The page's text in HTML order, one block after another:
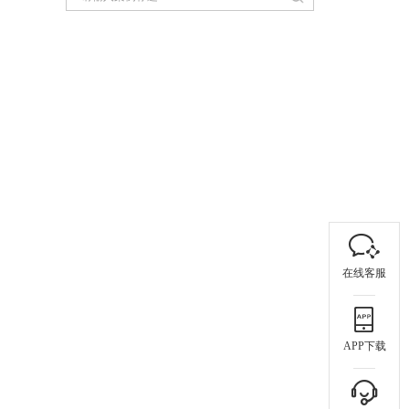
在线客服
APP下载